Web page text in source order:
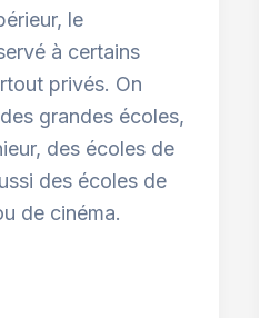
le
à certains
privés. On
grandes écoles,
des écoles de
des écoles de
de cinéma.